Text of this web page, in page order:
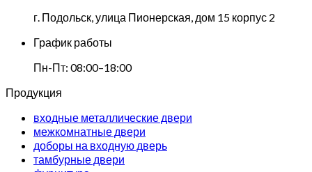
г. Подольск, улица Пионерская, дом 15 корпус 2
График работы
Пн-Пт: 08:00–18:00
Продукция
входные металлические двери
межкомнатные двери
доборы на входную дверь
тамбурные двери